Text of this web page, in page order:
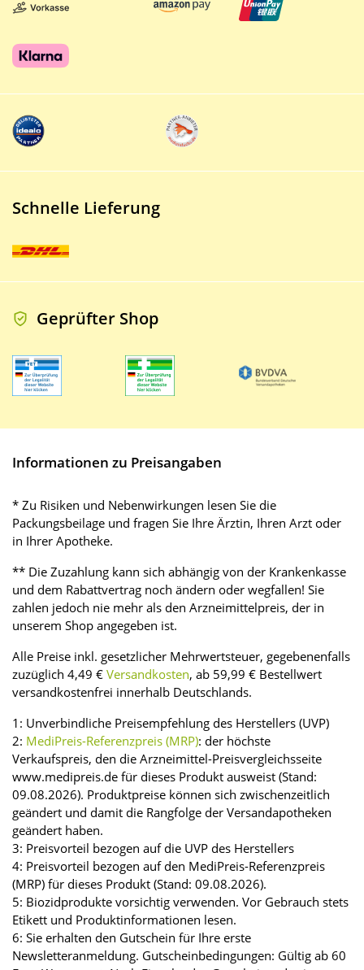
Schnelle Lieferung
Geprüfter Shop
Informationen zu Preisangaben
* Zu Risiken und Nebenwirkungen lesen Sie die
Packungsbeilage und fragen Sie Ihre Ärztin, Ihren Arzt oder
in Ihrer Apotheke.
** Die Zuzahlung kann sich abhängig von der Krankenkasse
und dem Rabattvertrag noch ändern oder wegfallen! Sie
zahlen jedoch nie mehr als den Arzneimittelpreis, der in
unserem Shop angegeben ist.
Alle Preise inkl. gesetzlicher Mehrwertsteuer, gegebenenfalls
zuzüglich 4,49 € Versandkosten, ab 59,99 € Bestellwert
versandkostenfrei innerhalb Deutschlands.
1: Unverbindliche Preisempfehlung des Herstellers (UVP)
2: MediPreis-Referenzpreis (MRP): der höchste
Verkaufspreis, den die Arzneimittel-Preisvergleichsseite
www.medipreis.de für dieses Produkt ausweist (Stand:
09.08.2026). Produktpreise können sich zwischenzeitlich
geändert und damit die Rangfolge der Versandapotheken
geändert haben.
3: Preisvorteil bezogen auf die UVP des Herstellers
4: Preisvorteil bezogen auf den MediPreis-Referenzpreis
(MRP) für dieses Produkt (Stand: 09.08.2026).
5: Biozidprodukte vorsichtig verwenden. Vor Gebrauch stets
Etikett und Produktinformationen lesen.
6: Sie erhalten den Gutschein für Ihre erste
Newsletteranmeldung. Gutscheinbedingungen: Gültig ab 60